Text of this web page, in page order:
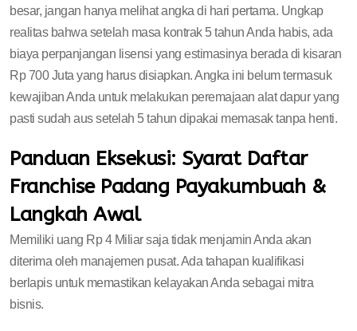
besar, jangan hanya melihat angka di hari pertama. Ungkap
realitas bahwa setelah masa kontrak 5 tahun Anda habis, ada
biaya perpanjangan lisensi yang estimasinya berada di kisaran
Rp 700 Juta yang harus disiapkan. Angka ini belum termasuk
kewajiban Anda untuk melakukan peremajaan alat dapur yang
pasti sudah aus setelah 5 tahun dipakai memasak tanpa henti.
Panduan Eksekusi: Syarat Daftar
Franchise Padang Payakumbuah &
Langkah Awal
Memiliki uang Rp 4 Miliar saja tidak menjamin Anda akan
diterima oleh manajemen pusat. Ada tahapan kualifikasi
berlapis untuk memastikan kelayakan Anda sebagai mitra
bisnis.